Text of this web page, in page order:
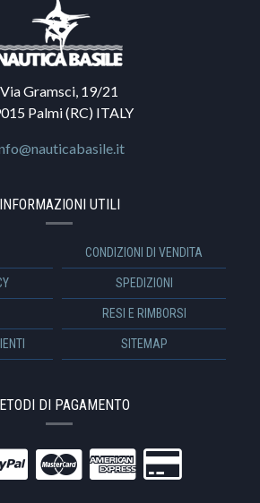
Via Gramsci, 19/21
Palmi (RC) ITALY
INFORMAZIONI UTILI
CONDIZIONI DI VENDITA
SPEDIZIONI
RESI E RIMBORSI
SITEMAP
DI PAGAMENTO